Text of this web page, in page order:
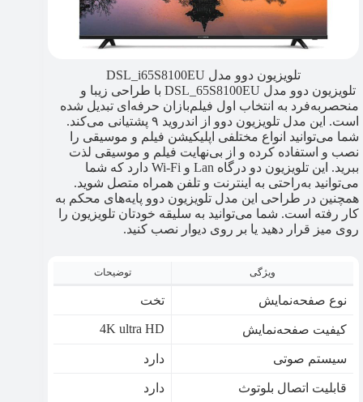
تلویزیون دوو مدل DSL_i65S8100EU
تلویزیون دوو مدل DSL_65S8100EU با طراحی زیبا و
منحصربه‌فرد به انتخاب اول فیلم‌بازان حرفه‌ای تبدیل شده
است. این مدل تلویزیون دوو از اندروید ۹ پشتیانی می‌کند.
شما می‌توانید انواع مختلفی اپلیکیشن فیلم و موسیقی را
نصب و استفاده کرده و از بی‌نهایت فیلم و موسیقی لذت
ببرید. این تلویزیون دو درگاه Lan و Wi-Fi دارد که شما
می‌توانید به‌راحتی به اینترنت و تلفن همراه متصل شوید.
همچنین در طراحی این مدل تلویزیون دوو پایه‌های محکم به
کار رفته است. شما می‌توانید به سلیقه خودتان تلویزیون را
روی میز قرار دهید یا بر روی دیوار نصب کنید.
ویژگی توضیحات
نوع صفحه‌نمایش تخت
کیفیت صفحه‌نمایش 4K ultra HD
سیستم صوتی دارد
قابلیت اتصال بلوتوث دارد